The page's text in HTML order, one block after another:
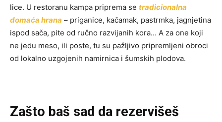
lice. U restoranu kampa priprema se tradicionalna
domaća hrana – priganice, kačamak, pastrmka, jagnjetina
ispod sača, pite od ručno razvijanih kora… A za one koji
ne jedu meso, ili poste, tu su pažljivo pripremljeni obroci
od lokalno uzgojenih namirnica i šumskih plodova.
Zašto baš sad da rezervišeš